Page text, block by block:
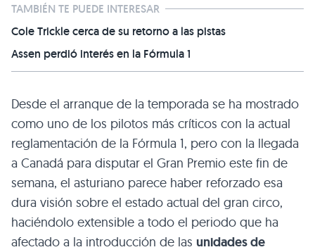
TAMBIÉN TE PUEDE INTERESAR
Cole Trickle cerca de su retorno a las pistas
Assen perdió interés en la Fórmula 1
Desde el arranque de la temporada se ha mostrado
como uno de los pilotos más críticos con la actual
reglamentación de la Fórmula 1, pero con la llegada
a Canadá para disputar el Gran Premio este fin de
semana, el asturiano parece haber reforzado esa
dura visión sobre el estado actual del gran circo,
haciéndolo extensible a todo el periodo que ha
afectado a la introducción de las unidades de